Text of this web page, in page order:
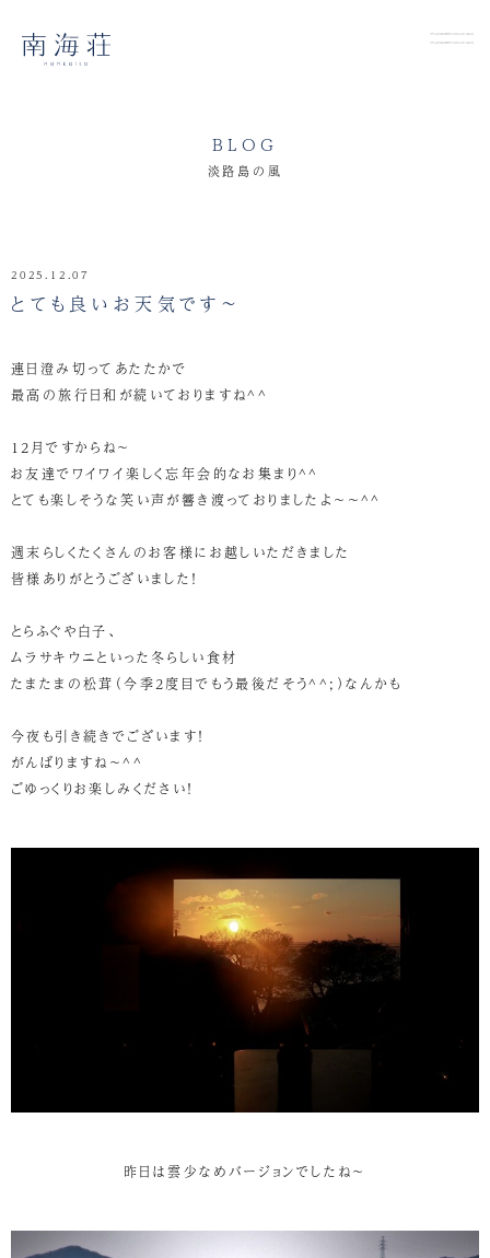
BLOG
淡路島の風
2025.12.07
とても良いお天気です～
連日澄み切ってあたたかで
最高の旅行日和が続いておりますね^^
12月ですからね～
お友達でワイワイ楽しく忘年会的なお集まり^^
とても楽しそうな笑い声が響き渡っておりましたよ～～^^
週末らしくたくさんのお客様にお越しいただきました
皆様ありがとうございました！
とらふぐや白子、
ムラサキウニといった冬らしい食材
たまたまの松茸（今季2度目でもう最後だそう^^;）なんかも
今夜も引き続きでございます！
がんばりますね～^^
ごゆっくりお楽しみください！
昨日は雲少なめバージョンでしたね～